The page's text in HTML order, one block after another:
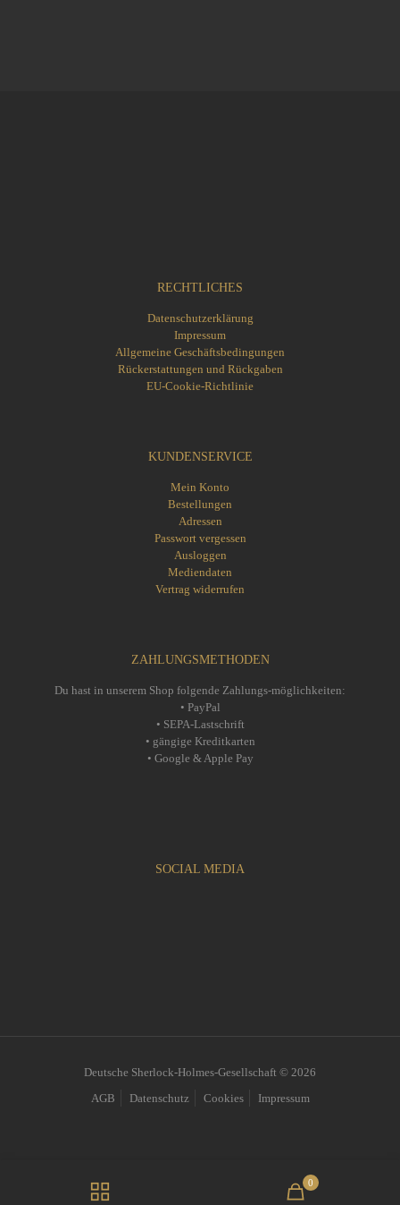
RECHTLICHES
Datenschutzerklärung
Impressum
Allgemeine Geschäftsbedingungen
Rückerstattungen und Rückgaben
EU-Cookie-Richtlinie
KUNDENSERVICE
Mein Konto
Bestellungen
Adressen
Passwort vergessen
Ausloggen
Mediendaten
Vertrag widerrufen
ZAHLUNGSMETHODEN
Du hast in unserem Shop folgende Zahlungs-möglichkeiten:
• PayPal
• SEPA-Lastschrift
• gängige Kreditkarten
• Google & Apple Pay
SOCIAL MEDIA
Deutsche Sherlock-Holmes-Gesellschaft © 2026
AGB
Datenschutz Cookies Impressum
0